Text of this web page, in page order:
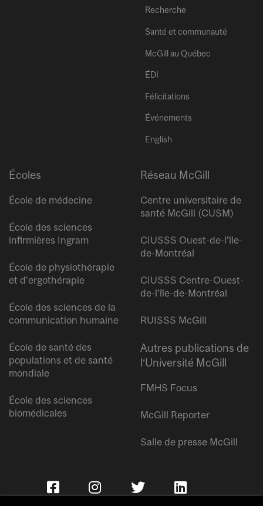
Recherche
Santé et communauté
McGill au Québec
ÉDI
Félicitations
Événements
English
Écoles
École de médecine
École des sciences
infirmières Ingram
École de physiothérapie
et d’ergothérapie
École des sciences de la
communication humaine
École de santé des
populations et de santé
mondiale
École des sciences
biomédicales
Réseau McGill
Centre universitaire de
santé McGill (CUSM)
CIUSSS Ouest-de-l’île-
de-Montréal
CIUSSS Centre-Ouest-
de-l’île-de-Montréal
RUISSS McGill
Autres publications de
l’Université McGill
FMHS Focus
McGill Reporter
Salle de presse McGill